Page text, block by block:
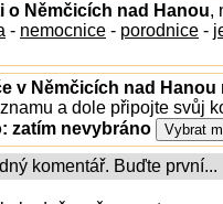
o Němčicích nad Hanou,
- nemocnice - porodnice -
v Němčicích nad
a dole připojte svůj
zatím nevybráno
komentář. Buďte první...